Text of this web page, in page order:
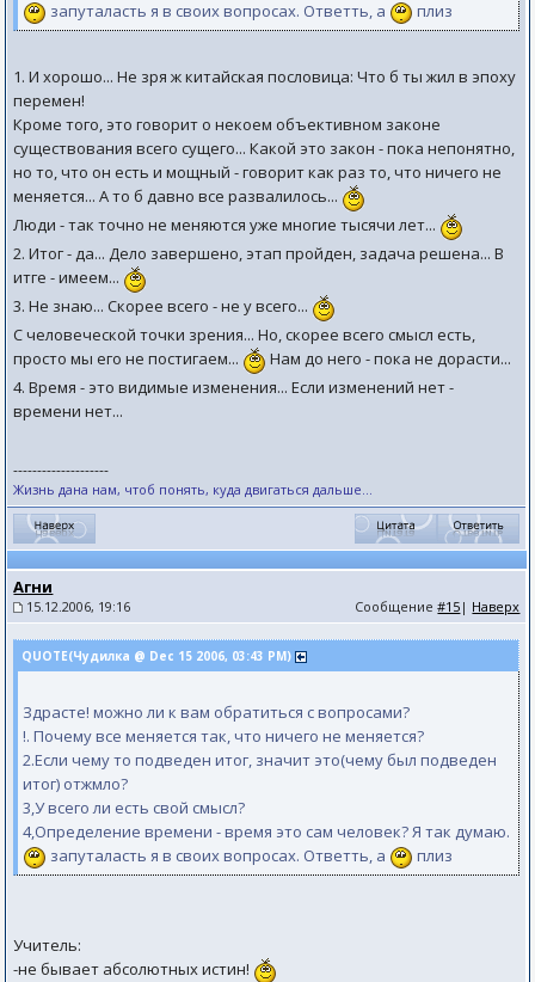
запуталасть я в своих вопросах. Ответть, а плиз
1. И хорошо... Не зря ж китайская пословица: Что б ты жил в эпоху
перемен!
Кроме того, это говорит о некоем объективном законе
существования всего сущего... Какой это закон - пока непонятно,
но то, что он есть и мощный - говорит как раз то, что ничего не
меняется... А то б давно все развалилось...
Люди - так точно не меняются уже многие тысячи лет...
2. Итог - да... Дело завершено, этап пройден, задача решена... В
итге - имеем...
3. Не знаю... Скорее всего - не у всего...
С человеческой точки зрения... Но, скорее всего смысл есть,
просто мы его не постигаем...
Нам до него - пока не дорасти...
4. Время - это видимые изменения... Если изменений нет -
времени нет...
--------------------
Жизнь дана нам, чтоб понять, куда двигаться дальше...
Агни
15.12.2006, 19:16 Сообщение#15 | Наверх
QUOTE(Чудилка @ Dec 15 2006, 03:43 PM)
Здрасте! можно ли к вам обратиться с вопросами?
!. Почему все меняется так, что ничего не меняется?
2.Если чему то подведен итог, значит это(чему был подведен
итог) отжмло?
3,У всего ли есть свой смысл?
4,Определение времени - время это сам человек? Я так думаю.
запуталасть я в своих вопросах. Ответть, а
плиз
Учитель:
-не бывает абсолютных истин!